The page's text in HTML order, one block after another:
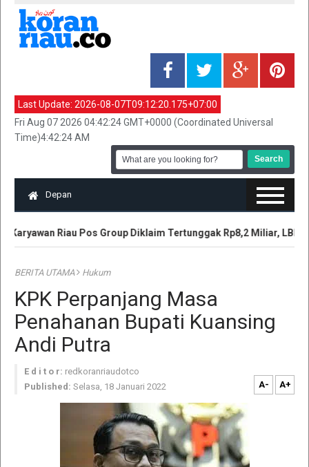
Last Update: 2026-08-07T09:12:20.175+07:00
Fri Aug 07 2026 04:42:24 GMT+0000 (Coordinated Universal
Time)4:42:24 AM
Depan
Riau Pos Group Diklaim Tertunggak Rp8,2 Miliar, LBH
BERITA UTAMA Hukum
KPK Perpanjang Masa
Penahanan Bupati Kuansing
Andi Putra
E d i t o r: redkoranriaudotco
Published: Selasa, 18 Januari 2022 A- A+